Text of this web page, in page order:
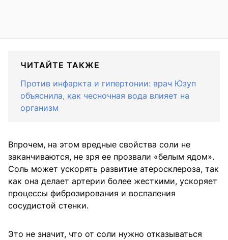
ЧИТАЙТЕ ТАКЖЕ
Против инфаркта и гипертонии: врач Юзуп
объяснила, как чесночная вода влияет на
организм
Впрочем, на этом вредные свойства соли не
заканчиваются, не зря ее прозвали «белым ядом».
Соль может ускорять развитие атеросклероза, так
как она делает артерии более жесткими, ускоряет
процессы фиброзирования и воспаления
сосудистой стенки.
Это не значит, что от соли нужно отказываться